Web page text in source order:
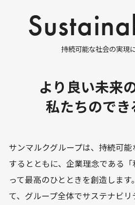
Sustaina
持続可能な社会の実現
より良い未来
私たちのでき
サンマルクグループは、持続可
するとともに、企業理念である
って最高のひとときを創造します
て、グループ全体でサステナビ